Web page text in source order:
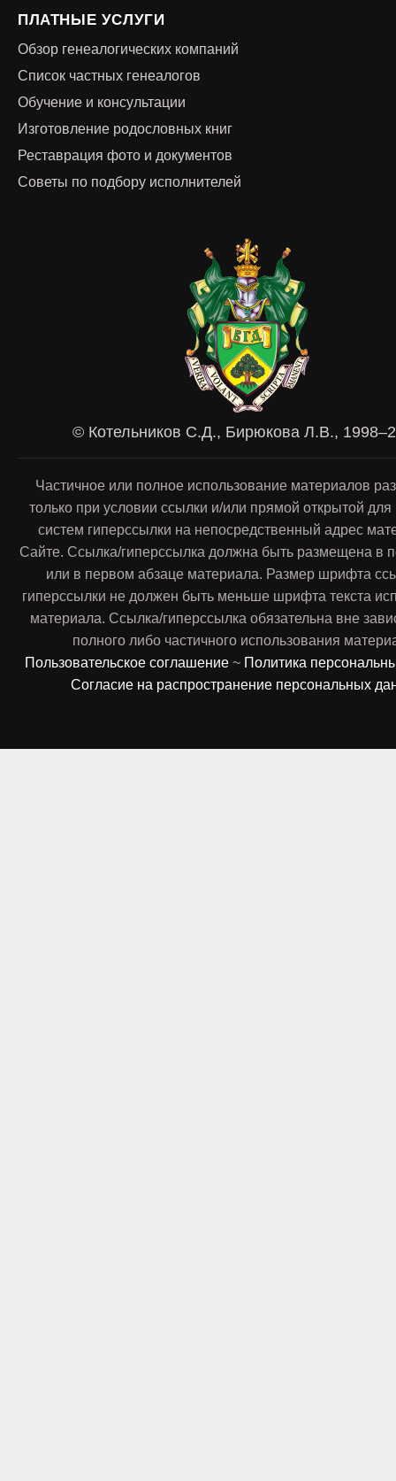
ПЛАТНЫЕ УСЛУГИ
Обзор генеалогических компаний
Список частных генеалогов
Обучение и консультации
Изготовление родословных книг
Реставрация фото и документов
Советы по подбору исполнителей
© Котельников С.Д., Бирюкова Л.В.,
Частичное или полное использование материалов
только при условии ссылки и/или прямой открытой
систем гиперссылки на непосредственный адрес
Сайте. Ссылка/гиперссылка должна быть размещена в
или в первом абзаце материала. Размер шрифта
гиперссылки не должен быть меньше шрифта текста
материала. Ссылка/гиперссылка обязательна вне
полного либо частичного использования
Пользовательское соглашение ~ Политика
Согласие на распространение персональных